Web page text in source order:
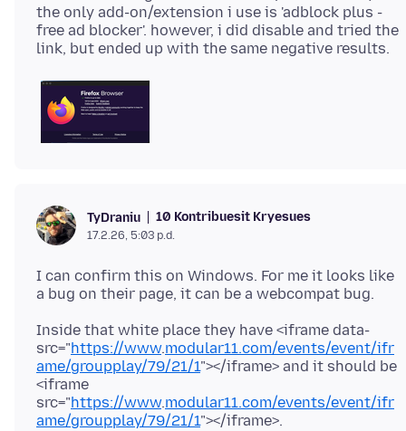
the only add-on/extension i use is 'adblock plus -
free ad blocker'. however, i did disable and tried the
TyDraniu 10 Kontribuesit Kryesues
17.2.26, 5:03 p.d.
I can confirm this on Windows. For me it looks like
Inside that white place they have <iframe data-
src="https://www.modular11.com/events/event/ifr
ame/groupplay/79/21/1"></iframe> and it should be
<iframe
src="https://www.modular11.com/events/event/ifr
ame/groupplay/79/21/1